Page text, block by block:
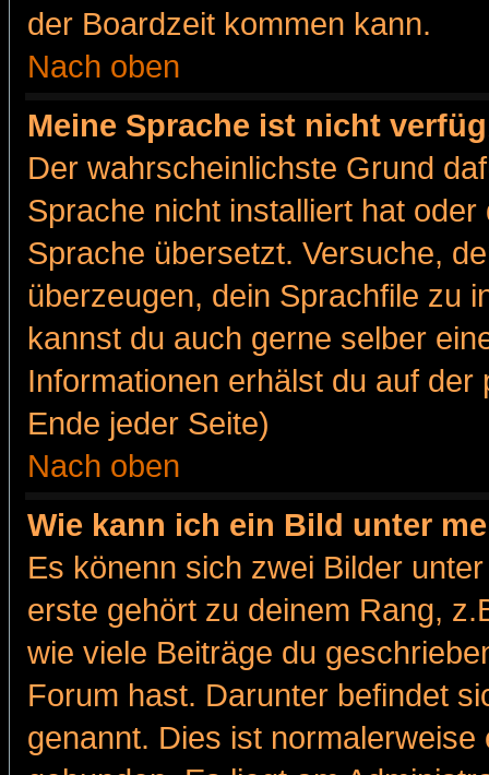
der Boardzeit kommen kann.
Nach oben
Meine Sprache ist nicht
Der wahrscheinlichste Grund
Sprache nicht installiert hat
Sprache übersetzt. Versuche,
überzeugen, dein Sprachfile zu
kannst du auch gerne selber
Informationen erhälst du auf
Ende jeder Seite)
Nach oben
Wie kann ich ein Bild unter
Es könenn sich zwei Bilder
erste gehört zu deinem Rang,
wie viele Beiträge du
Forum hast. Darunter befindet
genannt. Dies ist